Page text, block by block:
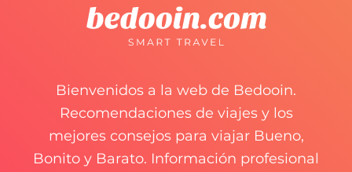
Bienvenidos a la web de Bedooin.
Recomendaciones de viajes y los
mejores consejos para viajar Bueno,
Bonito y Barato. Información profesional